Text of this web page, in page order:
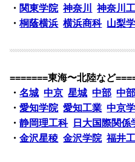
・ 関東学院 神奈川 神奈川
・桐蔭横浜 横浜商科 山梨
=======東海〜北陸など
・名城 中京 星城 中部 中
・愛知学院 愛知工業 中京
・静岡理工科 日大国際関係
・金沢星稜 金沢学院 福井